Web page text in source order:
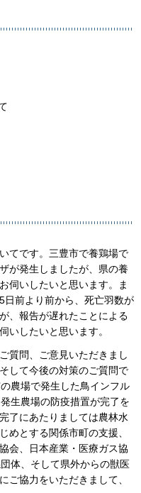
てです。三豊市で養鶏場で
が発生しましたが、県の養
伺いしたいと思います。ま
日前より前から、死亡羽数が
、報告が遅れたことによる
いしたいと思います。
質問、ご意見いただきまし
して今後の対策のご質問で
農場で発生した鳥インフル
生農場の防疫措置が完了を
了にあたりましては農林水
めとする関係市町の支援、
会、日本産業・医療ガス協
体、そして県外からの獣医
ご協力をいただきまして、